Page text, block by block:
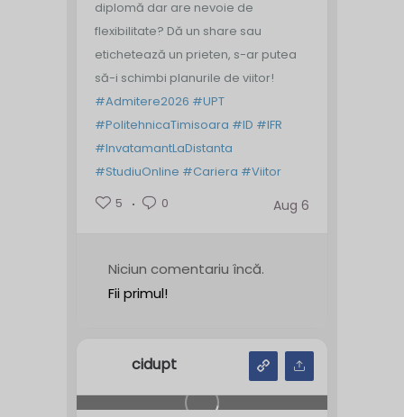
diplomă dar are nevoie de
flexibilitate? Dă un share sau
etichetează un prieten, s-ar putea
să-i schimbi planurile de viitor!
#Admitere2026 #UPT
#PolitehnicaTimisoara #ID #IFR
#InvatamantLaDistanta
#StudiuOnline #Cariera #Viitor
5
0 Aug 6
Niciun comentariu încă.
Fii primul!
cidupt